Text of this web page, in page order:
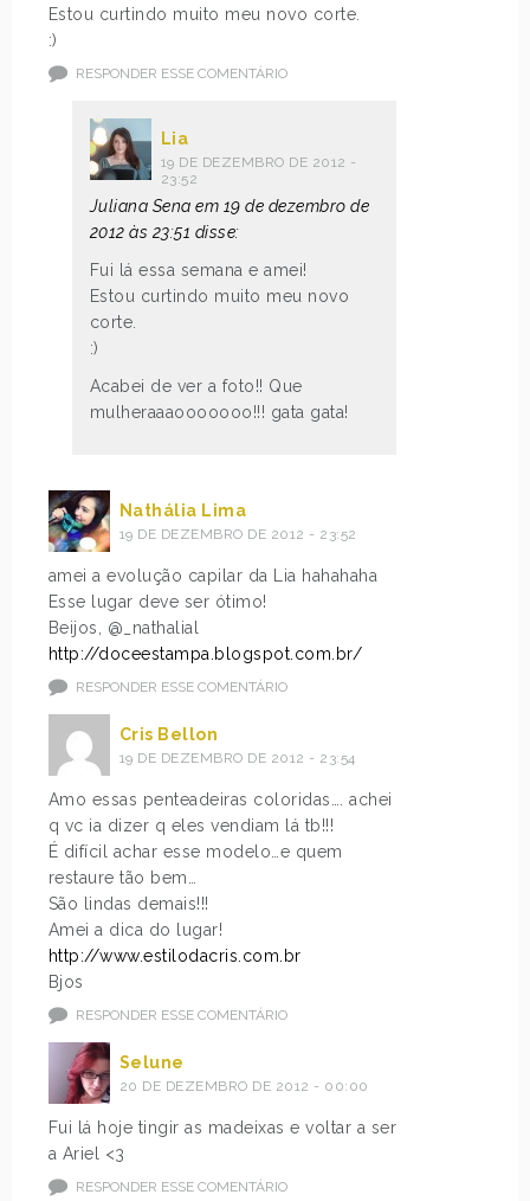
Estou curtindo muito meu novo corte.
:)
RESPONDER ESSE COMENTÁRIO
Lia
19 DE DEZEMBRO DE 2012 -
23:52
Juliana Sena em 19 de dezembro de
2012 às 23:51 disse:
Fui lá essa semana e amei!
Estou curtindo muito meu novo
corte.
:)
Acabei de ver a foto!! Que
mulheraaaooooooo!!! gata gata!
Nathália Lima
19 DE DEZEMBRO DE 2012 - 23:52
amei a evolução capilar da Lia hahahaha
Esse lugar deve ser ótimo!
Beijos, @_nathalial
http://doceestampa.blogspot.com.br/
RESPONDER ESSE COMENTÁRIO
Cris Bellon
19 DE DEZEMBRO DE 2012 - 23:54
Amo essas penteadeiras coloridas…. achei
q vc ia dizer q eles vendiam lá tb!!!
É difícil achar esse modelo…e quem
restaure tão bem…
São lindas demais!!!
Amei a dica do lugar!
http://www.estilodacris.com.br
Bjos
RESPONDER ESSE COMENTÁRIO
Selune
20 DE DEZEMBRO DE 2012 - 00:00
Fui lá hoje tingir as madeixas e voltar a ser
a Ariel <3
RESPONDER ESSE COMENTÁRIO